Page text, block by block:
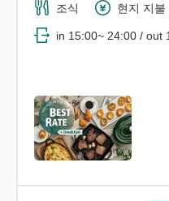
조식 현지 지불
in 15:00~ 24:00 / out